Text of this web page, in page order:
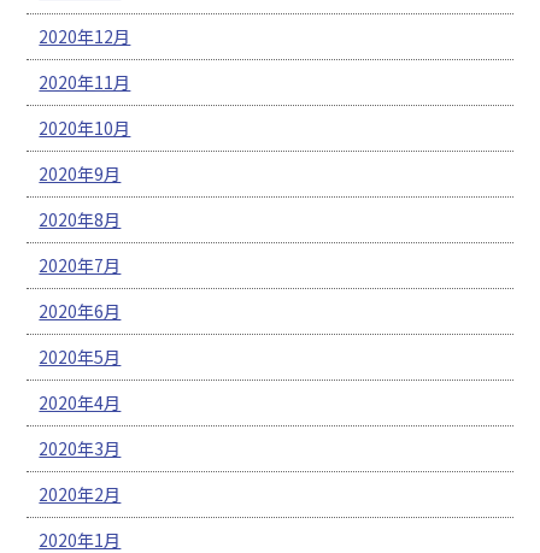
2020年12月
2020年11月
2020年10月
2020年9月
2020年8月
2020年7月
2020年6月
2020年5月
2020年4月
2020年3月
2020年2月
2020年1月